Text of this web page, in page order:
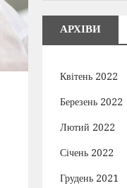
АРХІВИ
Квітень 2022
Березень 2022
Лютий 2022
Січень 2022
Грудень 2021